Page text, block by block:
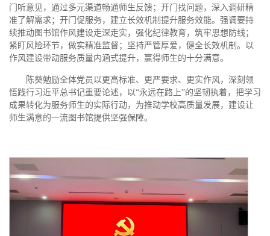
门听意见，通过多元渠道畅通师生反馈；开门找问题，深入调研精
准了解需求；开门促服务，建立长效机制提升服务效能。强调要持
续推动图书馆作风建设走深走实，强化纪律教育，筑牢思想防线；
紧盯风险环节，做实精准监督；坚持严管厚爱，健全长效机制。以
作风建设带动服务质量内涵式提升，赢得师生的十分满意。
陈葵勉励全体党员以更高标准、更严要求、更实作风，深刻领
悟践行习近平总书记重要论述，以“永远在路上”的坚韧执着，把学习
成果转化为服务师生的实际行动，为推动学校高质量发展，建设让
师生满意的一流图书馆提供坚强保障。